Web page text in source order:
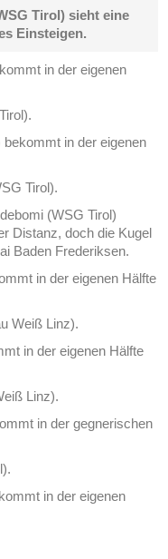
Tirol) sieht eine
Einsteigen.
in der eigenen
in der eigenen
Tirol).
(WSG Tirol)
Distanz, doch die Kugel
Baden Frederiksen.
in der eigenen Hälfte
Weiß Linz).
in der eigenen Hälfte
Linz).
in der gegnerischen
in der eigenen